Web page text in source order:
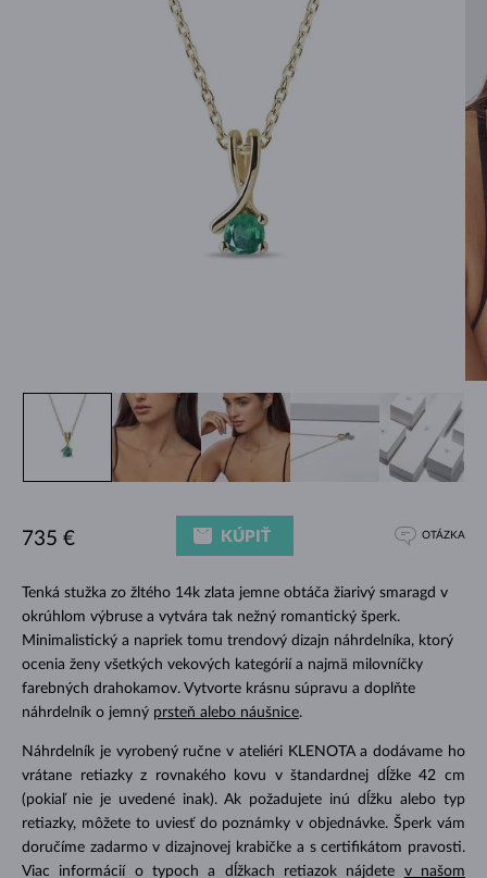
Tenká stužka zo žltého 14k zlata jemne obtáča žiarivý smaragd v
okrúhlom výbruse a vytvára tak nežný romantický šperk.
Minimalistický a napriek tomu trendový dizajn náhrdelníka, ktorý
ocenia ženy všetkých vekových kategórií a najmä milovníčky
farebných drahokamov. Vytvorte krásnu súpravu a doplňte
náhrdelník o jemný prsteň alebo náušnice.
Náhrdelník je vyrobený ručne v ateliéri KLENOTA a dodávame ho
vrátane retiazky z rovnakého kovu v štandardnej dĺžke 42 cm
(pokiaľ nie je uvedené inak). Ak požadujete inú dĺžku alebo typ
retiazky, môžete to uviesť do poznámky v objednávke. Šperk vám
doručíme zadarmo v dizajnovej krabičke a s certifikátom pravosti.
Viac informácií o typoch a dĺžkach retiazok nájdete v našom
735 € KÚPIŤ OTÁZKA